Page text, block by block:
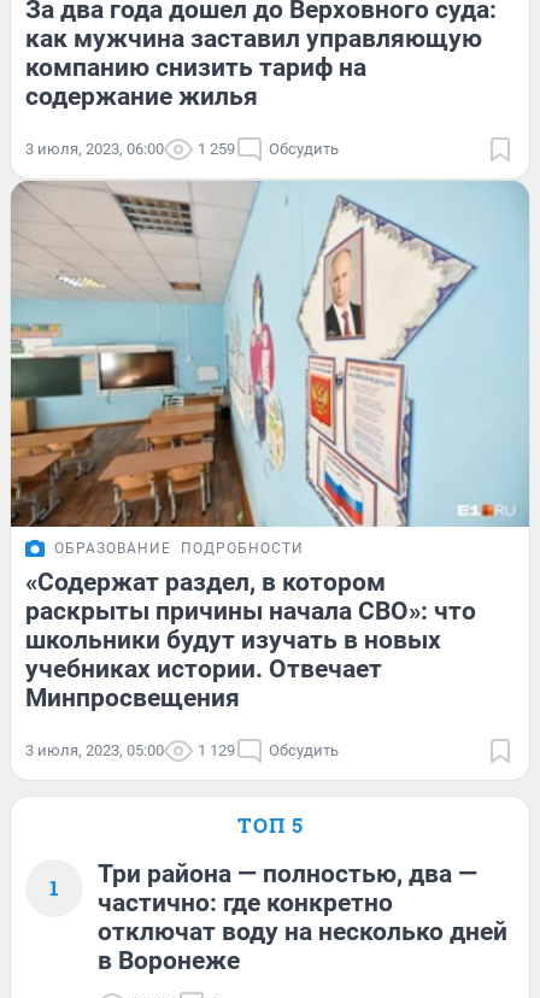
За два года дошел до Верховного суда:
как мужчина заставил управляющую
компанию снизить тариф на
содержание жилья
3 июля, 2023, 06:00 1 259 Обсудить
ОБРАЗОВАНИЕ ПОДРОБНОСТИ
«Содержат раздел, в котором
раскрыты причины начала СВО»: что
школьники будут изучать в новых
учебниках истории. Отвечает
Минпросвещения
3 июля, 2023, 05:00 1 129 Обсудить
ТОП 5
1
Три района — полностью, два —
частично: где конкретно
отключат воду на несколько дней
в Воронеже